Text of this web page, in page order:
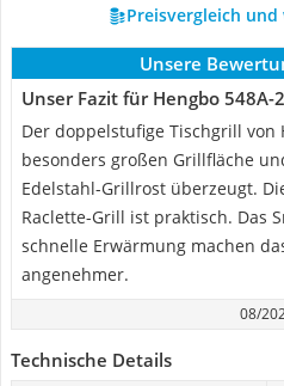
Preisvergleich
Unsere
Unser Fazit für Hengbo 548A-
Der doppelstufige Tischgrill
besonders großen Grillfläche
Edelstahl-Grillrost überzeugt.
Raclette-Grill ist praktisch. Das
schnelle Erwärmung machen
angenehmer.
08/
Technische Details